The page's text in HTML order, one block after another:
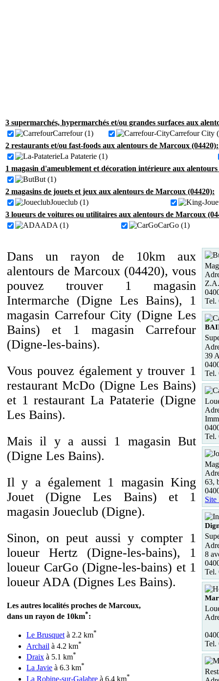
3 supermarchés, hypermarchés et/ou grandes surfaces aux
Carrefour (1)
Carrefour City
2 restaurants et/ou fast-foods aux alentours de Marcoux (04420):
La Pataterie (1)
1 magasin d'ameublement et décoration intérieure aux
But (1)
2 magasins de jouets et jeux aux alentours de Marcoux (04420):
Joueclub (1)
3 loueurs de voitures ou utilitaires aux alentours de Marcoux
ADA (1)
CarGo (1)
Dans un rayon de 10km aux
alentours de Marcoux (04420), vous
pouvez trouver 1 magasin
Intermarche (Digne Les Bains), 1
magasin Carrefour City (Digne Les
Bains) et 1 magasin Carrefour
(Digne-les-bains).
Vous pouvez également y trouver 1
restaurant McDo (Digne Les Bains)
et 1 restaurant La Pataterie (Digne
Les Bains).
Mais il y a aussi 1 magasin But
(Digne Les Bains).
Il y a également 1 magasin King
Jouet (Digne Les Bains) et 1
magasin Joueclub (Digne).
Sinon, on peut aussi y compter 1
loueur Hertz (Digne-les-bains), 1
loueur CarGo (Digne-les-bains) et 1
loueur ADA (Dignes Les Bains).
Les autres localités proches de Marcoux,
dans un rayon de 10km*:
Le Brusquetà 2.2 km*
Archail à 4.2 km*
Draix à 5.1 km*
La Javie à 6.3 km*
La Robine-sur-Galabre à 6.4 km*
Tel.
39
Tel.
Tel.
63,
Site
8
Tel.
Tel.